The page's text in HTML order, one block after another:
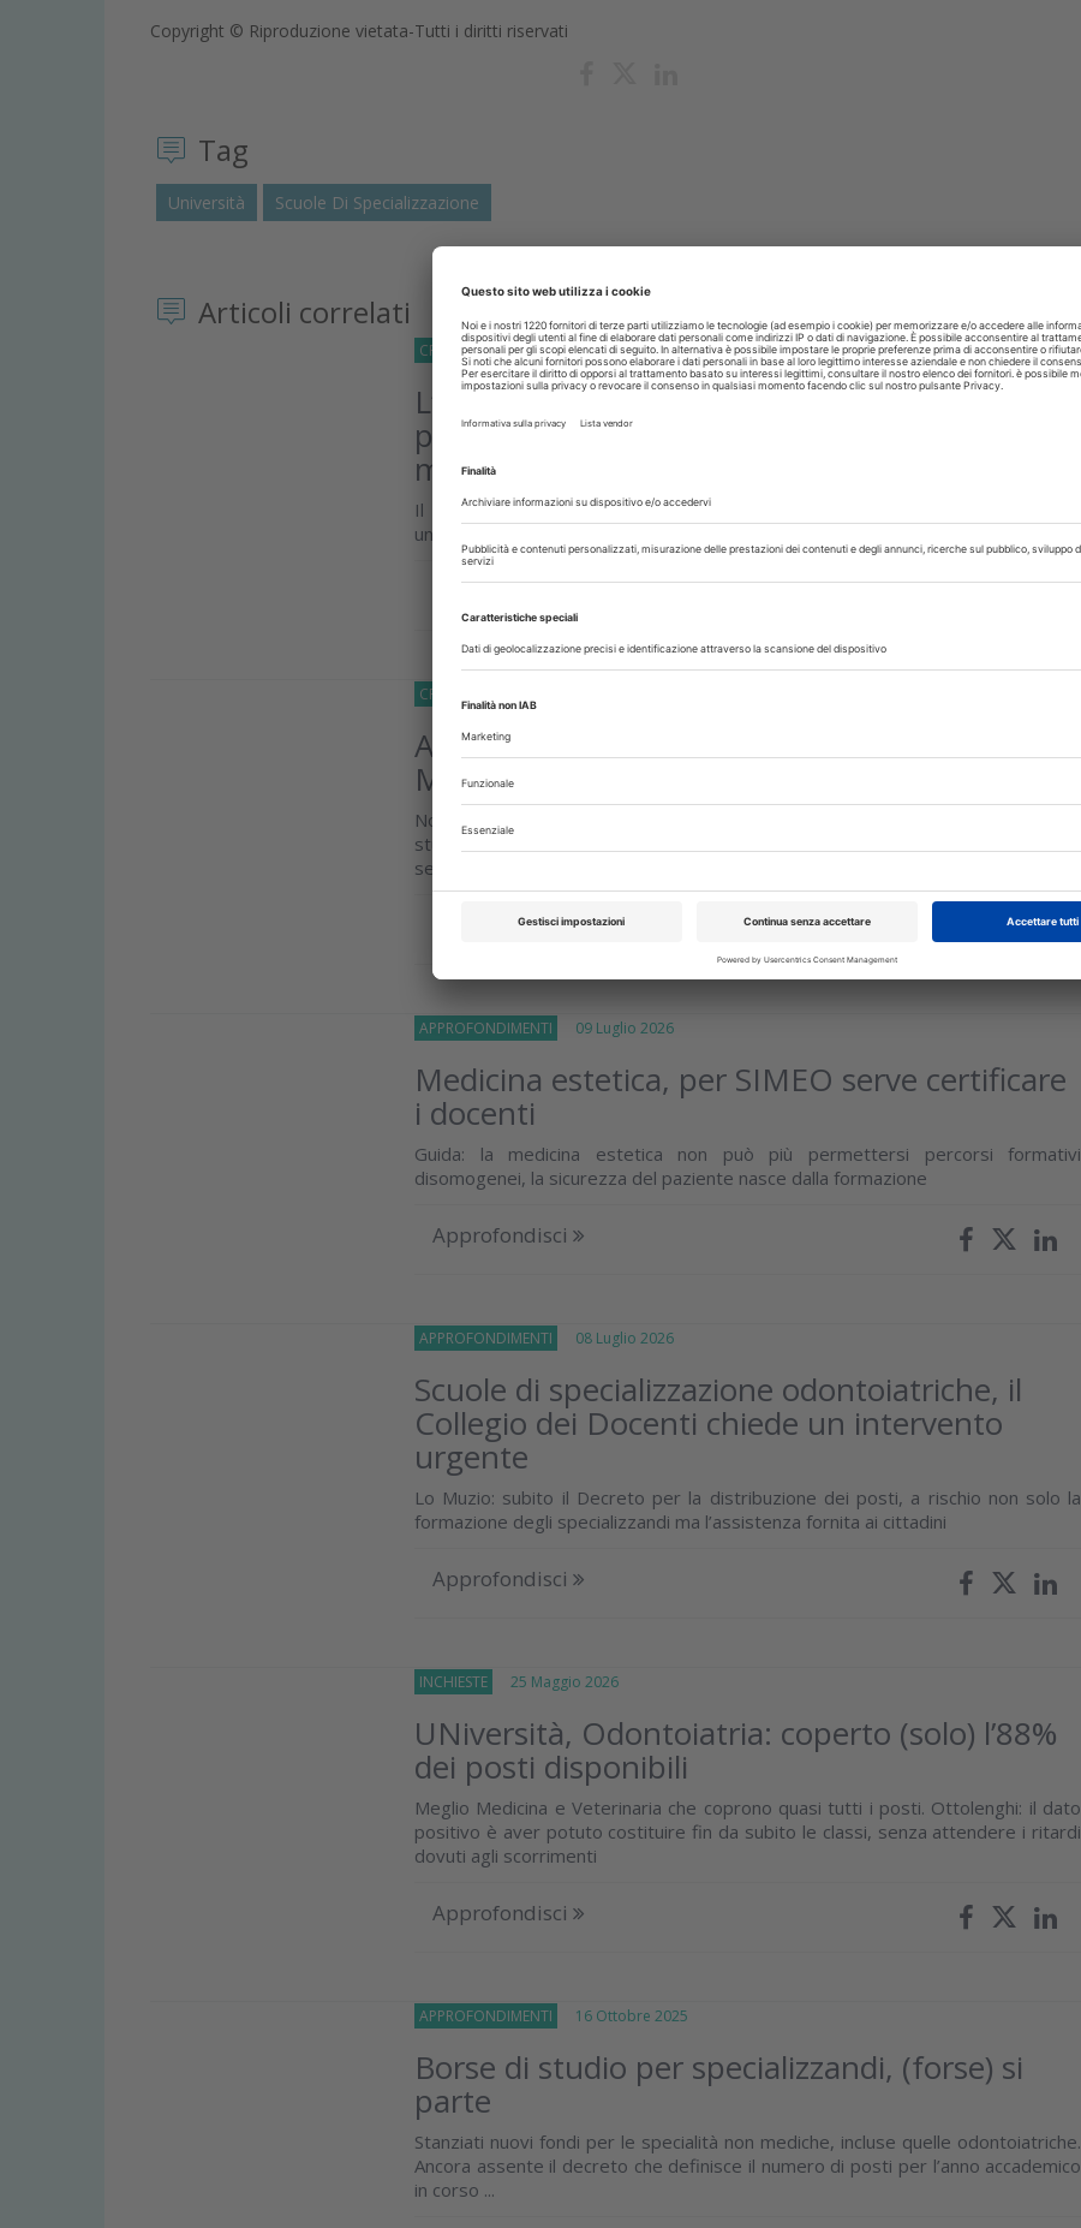
Copyright © Riproduzione vietata-Tutti i diritti riservati
Tag
Università Scuole Di Specializzazione
Articoli correlati
CRONACA 14 Luglio 2026
L’intelligenza artificiale entra nella
preparazione al semestre aperto 2026 per
medicina e odontoiatria
Il progetto MOOD coinvolge 44 Atenei, l’obiettivo di offrire agli studenti
un’esperienza di studio sempre più personalizzata e accessibile
Approfondisci
CRONACA
Al via le iscrizioni al Semestre aperto per
Medicina ed Odontoiatria, firmato il Decreto
Novità rispetto allo scorso anno: allungato il periodo di lezioni e più tempo per gli
studenti per dare gli esami. La graduatoria nazionale sarà composta da tre
sezioni in base agli esiti degli...
Approfondisci
APPROFONDIMENTI 09 Luglio 2026
Medicina estetica, per SIMEO serve certificare
i docenti
Guida: la medicina estetica non può più permettersi percorsi formativi
disomogenei, la sicurezza del paziente nasce dalla formazione
Approfondisci
APPROFONDIMENTI 08 Luglio 2026
Scuole di specializzazione odontoiatriche, il
Collegio dei Docenti chiede un intervento
urgente
Lo Muzio: subito il Decreto per la distribuzione dei posti, a rischio non solo la
formazione degli specializzandi ma l’assistenza fornita ai cittadini
Approfondisci
INCHIESTE 25 Maggio 2026
UNiversità, Odontoiatria: coperto (solo) l’88%
dei posti disponibili
Meglio Medicina e Veterinaria che coprono quasi tutti i posti. Ottolenghi: il dato
positivo è aver potuto costituire fin da subito le classi, senza attendere i ritardi
dovuti agli scorrimenti
Approfondisci
APPROFONDIMENTI 16 Ottobre 2025
Borse di studio per specializzandi, (forse) si
parte
Stanziati nuovi fondi per le specialità non mediche, incluse quelle odontoiatriche.
Ancora assente il decreto che definisce il numero di posti per l’anno accademico
in corso ...